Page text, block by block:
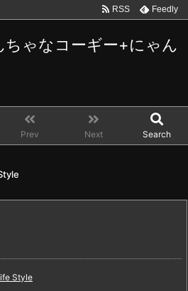
ゃなコーギー+にゃん
Prev Next Search
RSS Feedly
Style